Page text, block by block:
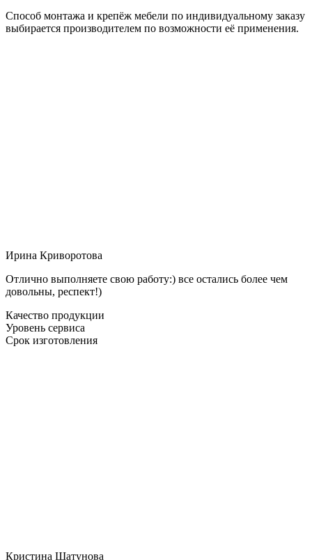
Способ монтажа и крепёж мебели по индивидуальному заказу
выбирается производителем по возможности её применения.
Ирина Криворотова
Отлично выполняете свою работу:) все остались более чем
довольны, респект!)
Качество продукции
Уровень сервиса
Срок изготовления
Кристина Шатунова